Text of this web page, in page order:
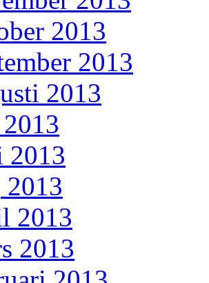
2013
2013
2013
2013
2013
2013
2013